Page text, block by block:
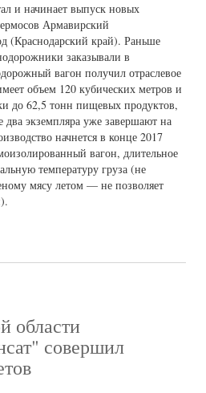
и начинает выпуск новых
Армавирский
(Краснодарский край). Раньше
заказывали в
вагон получил отраслевое
объем 120 кубических метров и
до 62,5 тонн пищевых продуктов,
экземпляра уже завершают на
начнется в конце 2017
вагон, длительное
температуру груза (не
мясу летом — не позволяет
области
совершил